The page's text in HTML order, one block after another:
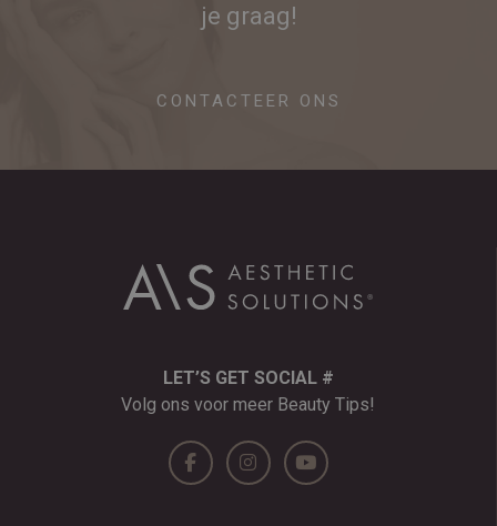
je graag!
CONTACTEER ONS
LET’S GET SOCIAL #
Volg ons voor meer Beauty Tips!